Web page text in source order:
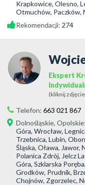
Krapkowice, Olesno,
Otmuchów, Paczków,
Rekomendacji: 274
Ekspert
(kliknij
Telefon: 663 021 867
Dolnośląskie, Opolskie:
Góra, Wrocław,
Trzebnica, Lubin,
Śląska, Oława, Jawor,
Polanica Zdrój, Jelcz
Góra, Szklarska
Grodków, Prudnik,
Chojnów, Zgorzelec,